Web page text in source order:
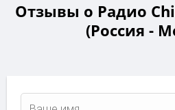
Отзывы о Радио
(Россия -